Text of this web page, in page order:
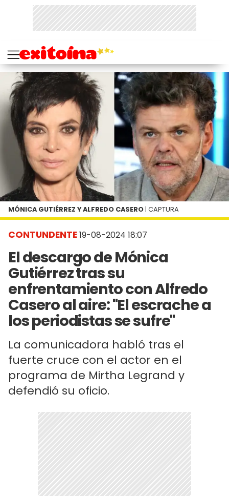
CONTUNDENTE19-08-2024 18:07
El descargo de Mónica
Gutiérrez tras su
enfrentamiento con Alfredo
Casero al aire: "El escrache a
los periodistas se sufre"
La comunicadora habló tras el
fuerte cruce con el actor en el
programa de Mirtha Legrand y
defendió su oficio.
MÓNICA GUTIÉRREZ Y ALFREDO CASERO | CAPTURA